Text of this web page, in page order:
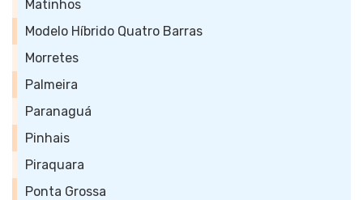
Matinhos
Modelo Híbrido Quatro Barras
Morretes
Palmeira
Paranaguá
Pinhais
Piraquara
Ponta Grossa